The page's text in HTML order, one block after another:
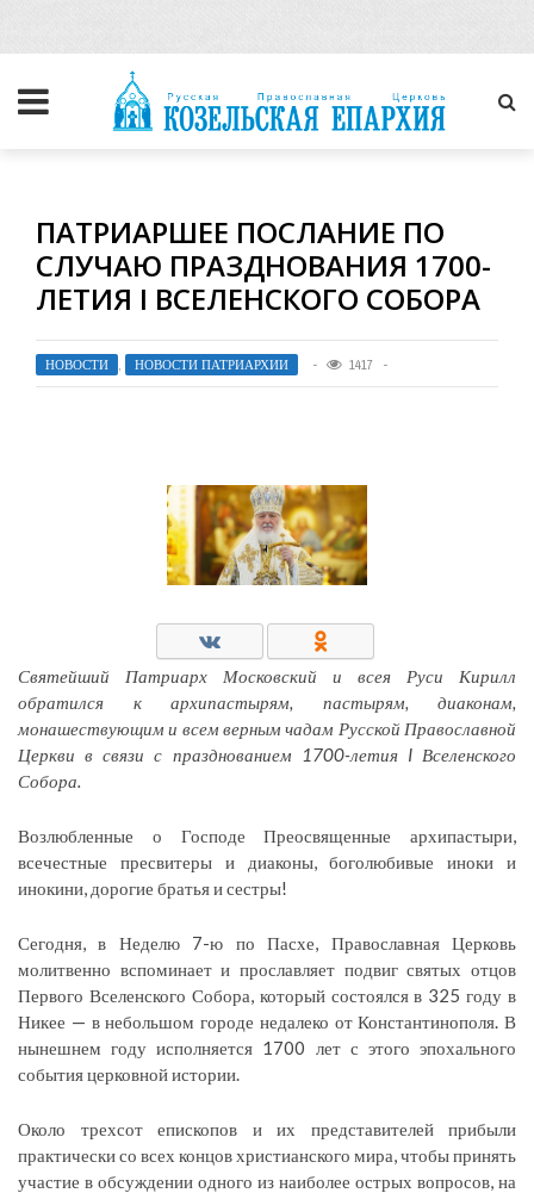
ПАТРИАРШЕЕ ПОСЛАНИЕ ПО
СЛУЧАЮ ПРАЗДНОВАНИЯ 1700-
ЛЕТИЯ I ВСЕЛЕНСКОГО СОБОРА
НОВОСТИ , НОВОСТИ ПАТРИАРХИИ 1417
Святейший Патриарх Московский и всея Руси Кирилл
обратился к архипастырям, пастырям, диаконам,
монашествующим и всем верным чадам Русской Православной
Церкви в связи с празднованием 1700-летия I Вселенского
Собора.
Возлюбленные о Господе Преосвященные архипастыри,
всечестные пресвитеры и диаконы, боголюбивые иноки и
инокини, дорогие братья и сестры!
Сегодня, в Неделю 7-ю по Пасхе, Православная Церковь
молитвенно вспоминает и прославляет подвиг святых отцов
Первого Вселенского Собора, который состоялся в 325 году в
Никее — в небольшом городе недалеко от Константинополя. В
нынешнем году исполняется 1700 лет с этого эпохального
события церковной истории.
Около трехсот епископов и их представителей прибыли
практически со всех концов христианского мира, чтобы принять
участие в обсуждении одного из наиболее острых вопросов, на